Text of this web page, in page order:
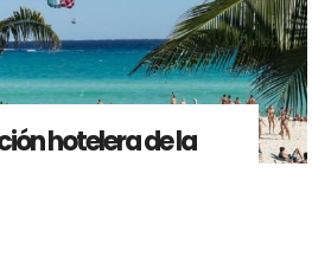
hotelera de la